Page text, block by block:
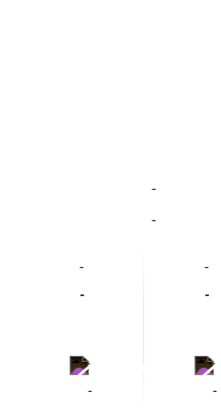
-
-
-
-
-
-
-
-
-
-